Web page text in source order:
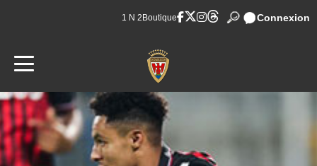
1 N 2 Boutique Connexion